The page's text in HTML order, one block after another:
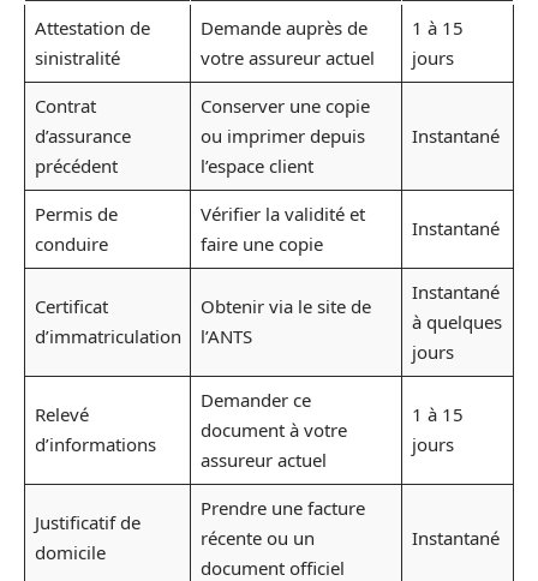
Attestation de
sinistralité
Demande auprès de
votre assureur actuel
1 à 15
jours
Contrat
d’assurance
précédent
Conserver une copie
ou imprimer depuis
l’espace client
Instantané
Permis de
conduire
Vérifier la validité et
faire une copie
Instantané
Certificat
d’immatriculation
Obtenir via le site de
l’ANTS
Instantané
à quelques
jours
Relevé
d’informations
Demander ce
document à votre
assureur actuel
1 à 15
jours
Justificatif de
domicile
Prendre une facture
récente ou un
document officiel
Instantané